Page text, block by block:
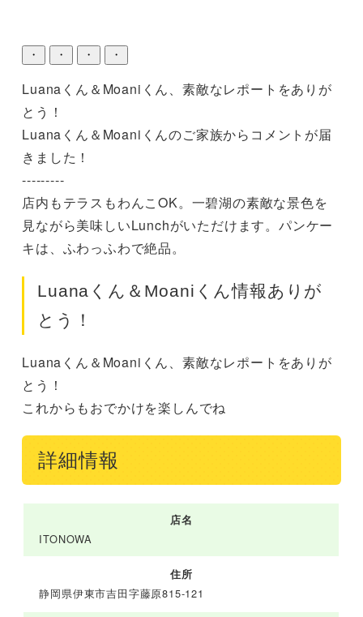
・ ・ ・ ・
Luanaくん＆Moaniくん、素敵なレポートをありが
とう！
Luanaくん＆Moaniくんのご家族からコメントが届
きました！
---------
店内もテラスもわんこOK。一碧湖の素敵な景色を
見ながら美味しいLunchがいただけます。パンケー
キは、ふわっふわで絶品。
Luanaくん＆Moaniくん情報ありが
とう！
Luanaくん＆Moaniくん、素敵なレポートをありが
とう！
これからもおでかけを楽しんでね
詳細情報
店名
ITONOWA
住所
静岡県伊東市吉田字藤原815-121